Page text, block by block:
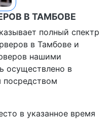
В ТАМБОВЕ
полный спектр
в Тамбове и
нашими
осуществлено в
посредством
в указанное время